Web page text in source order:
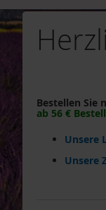
bis
10
Euro
Marken
Arche
Bestellen Sie
ab 56 €
Unsere
Unsere